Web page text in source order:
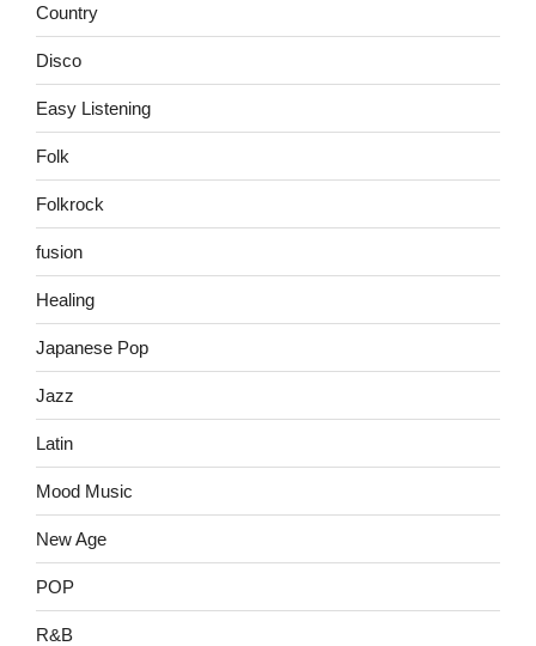
Country
Disco
Easy Listening
Folk
Folkrock
fusion
Healing
Japanese Pop
Jazz
Latin
Mood Music
New Age
POP
R&B